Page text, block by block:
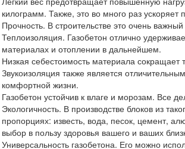
килограмм. Также, это во много раз
Прочность. В строительстве это очень
Теплоизоляция. Газобетон отлично
материалах и отоплении в дальнейшем.
Низкая себестоимость материала сокращает
Звукоизоляция также является
комфортной жизни.
Газобетон устойчив к влаге и морозам. Все
Экологичность. В производстве блоков из
пропорциях: известь, вода, песок, цемент,
выбор в пользу здоровья вашего и ваших
Универсальность газобетона. Его можно